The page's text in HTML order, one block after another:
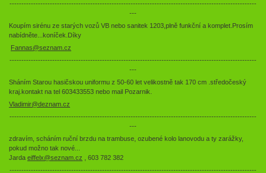
--------------------------------------------------------------------------------------------------------
---
Koupím sirénu ze starých vozů VB nebo sanitek 1203,plně funkční a komplet.Prosím
nabídněte...koníček.Díky
Fannas@seznam.cz
--------------------------------------------------------------------------------------------------------
---
Sháním Starou hasičskou uniformu z 50-60 let velikostně tak 170 cm .středočeský
kraj.kontakt na tel 603433553 nebo mail Pozarnik.
Vladimir@deznam.cz
--------------------------------------------------------------------------------------------------------
---
zdravím, scháním ruční brzdu na trambuse, ozubené kolo lanovodu a ty zarážky,
pokud možno tak nové...
Jarda eiffelx@seznam.cz , 603 782 382
--------------------------------------------------------------------------------------------------------